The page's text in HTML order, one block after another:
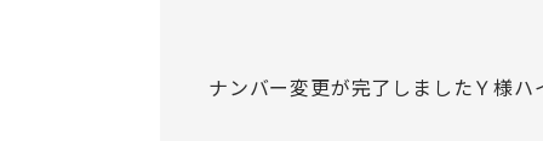
ナンバー変更が完了しましたＹ様ハ